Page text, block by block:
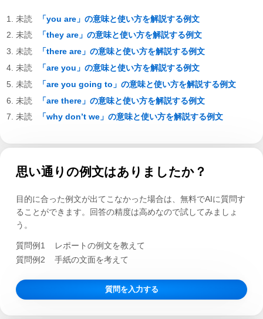
「you are」の意味と使い方を解説する例文
「they are」の意味と使い方を解説する例文
「there are」の意味と使い方を解説する例文
「are you」の意味と使い方を解説する例文
「are you going to」の意味と使い方を解説する例文
「are there」の意味と使い方を解説する例文
「why don’t we」の意味と使い方を解説する例文
思い通りの例文はありましたか？
目的に合った例文が出てこなかった場合は、無料でAIに質問す
ることができます。回答の精度は高めなので試してみましょ
う。
質問例1
レポートの例文を教えて
質問例2
手紙の文面を考えて
質問を入力する